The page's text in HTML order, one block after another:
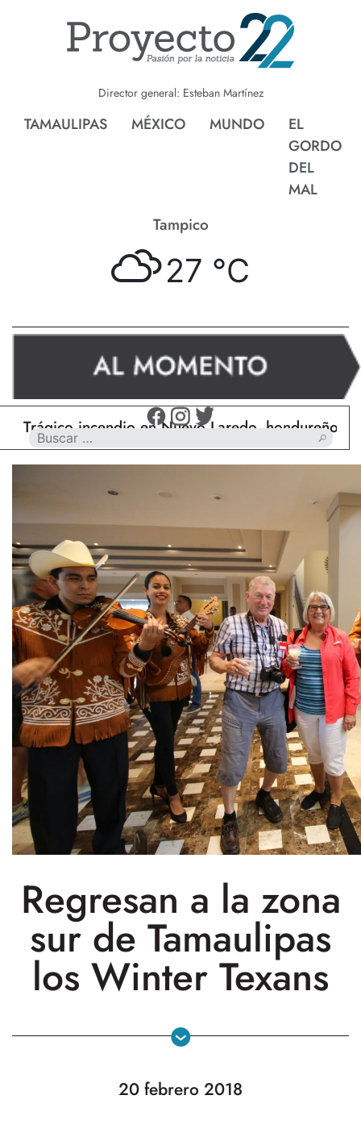
Director general: Esteban Martínez
TAMAULIPAS MÉXICO MUNDO
EL
GORDO
DEL
MAL
Tampico
27 °C
incendio en Nuevo Laredo, hondureño muere
Regresan a la zona
sur de Tamaulipas
los Winter Texans
20 febrero 2018